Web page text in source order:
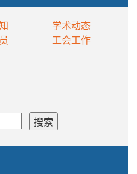
学术动态
工会工作